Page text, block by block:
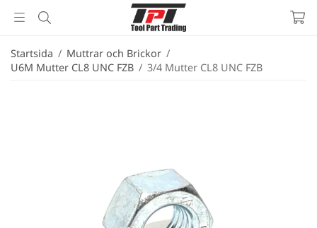
Startsida / Muttrar och Brickor /
U6M Mutter CL8 UNC FZB / 3/4 Mutter CL8 UNC FZB